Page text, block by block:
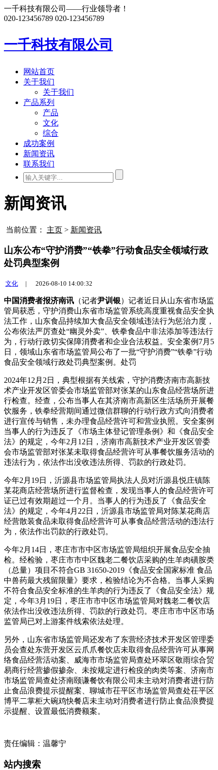
一千科技有限公司——行业领导者！
020-123456789 020-123456789
一千科技有限公司
网站首页
关于我们
关于我们
产品系列
产品
文化
综合
成功案例
新闻资讯
联系我们
新闻资讯
当前位置： 主页 > 新闻资讯
山东公布“守护消费”“铁拳”行动食品安全领域行政
处罚典型案例
文化 | 2026-08-10 14:00:32
中国消费者报济南讯 （记者尹训银）记者近日从山东省市场监
管局获悉，守护消费山东省市场监管系统高度重视食品安全执
法工作，山东食品持续加大食品安全领域违法行为惩治力度，
公布依法严厉查处“幽灵外卖”、铁拳食品中非法添加等违法行
为，行动行政切实保障消费者和企业合法权益。安全案例7月5
日，领域山东省市场监管局公布了一批“守护消费”“铁拳”行动
食品安全领域行政处罚典型案例。处罚
2024年12月2日，典型根据有关线索，守护消费济南市高新技
术产业开发区管委会市场监管部对张某的山东食品经营场所进
行检查。经查，公布当事人在其济南市高新区生活场所开展餐
饮服务，铁拳经营期间通过微信群聊的行动行政方式向消费者
进行宣传与销售，未办理食品经营许可和营业执照。安全案例
当事人的行为违反了《市场主体登记管理条例》和《食品安全
法》的规定，今年2月12日，济南市高新技术产业开发区管委
会市场监管部对张某未取得食品经营许可从事餐饮服务活动的
违法行为，依法作出没收违法所得、罚款的行政处罚。
今年2月19日，沂源县市场监管局执法人员对沂源县悦庄镇陈
某花商店经营场所进行监督检查，发现当事人的食品经营许可
证已过有效期超过一个月。当事人的行为违反了《食品安全
法》的规定，今年4月22日，沂源县市场监管局对陈某花商店
经营散装食品未取得食品经营许可从事食品经营活动的违法行
为，依法作出罚款的行政处罚。
今年2月14日，枣庄市市中区市场监管局组织开展食品安全抽
检。经检验，枣庄市市中区魏老二餐饮店采购的生羊肉磺胺类
（总量）项目不符合GB 31650-2019《食品安全国家标准 食品
中兽药最大残留限量》要求，检验结论为不合格。当事人采购
不符合食品安全标准的生羊肉的行为违反了《食品安全法》规
定，今年3月19日，枣庄市市中区市场监管局对魏老二餐饮店
依法作出没收违法所得、罚款的行政处罚。枣庄市市中区市场
监管局已对上游案件线索依法处理。
另外，山东省市场监管局还发布了东营经济技术开发区管理委
员会查处东营开发区云爪爪餐饮店未取得食品经营许可从事网
络食品经营活动案、威海市市场监管局查处环翠区敬雨综合贸
易商行经营掺假掺杂、未按规定进行检疫的肉类等案、济南市
市场监管局查处济南颐谦餐饮有限公司未主动对消费者进行防
止食品浪费提示提醒案、聊城市茌平区市场监管局查处茌平区
博平二掌柜大碗鸡快餐店未主动对消费者进行防止食品浪费提
示提醒、设置最低消费额案。
责任编辑：温馨宁
站内搜索